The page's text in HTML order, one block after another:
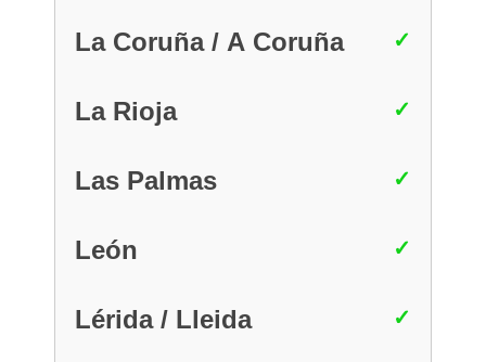
La Coruña / A Coruña
La Rioja
Las Palmas
León
Lérida / Lleida